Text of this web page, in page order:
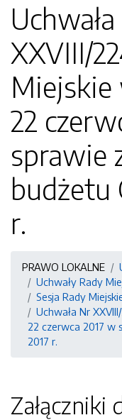
XXVIII/
Miejskie
22
sprawie
budżetu
r.
PRAWO LOKALNE
Uchwały Rady
Sesja Rady
Uchwała Nr
22 czerwca 2017 w
2017 r.
Załączniki